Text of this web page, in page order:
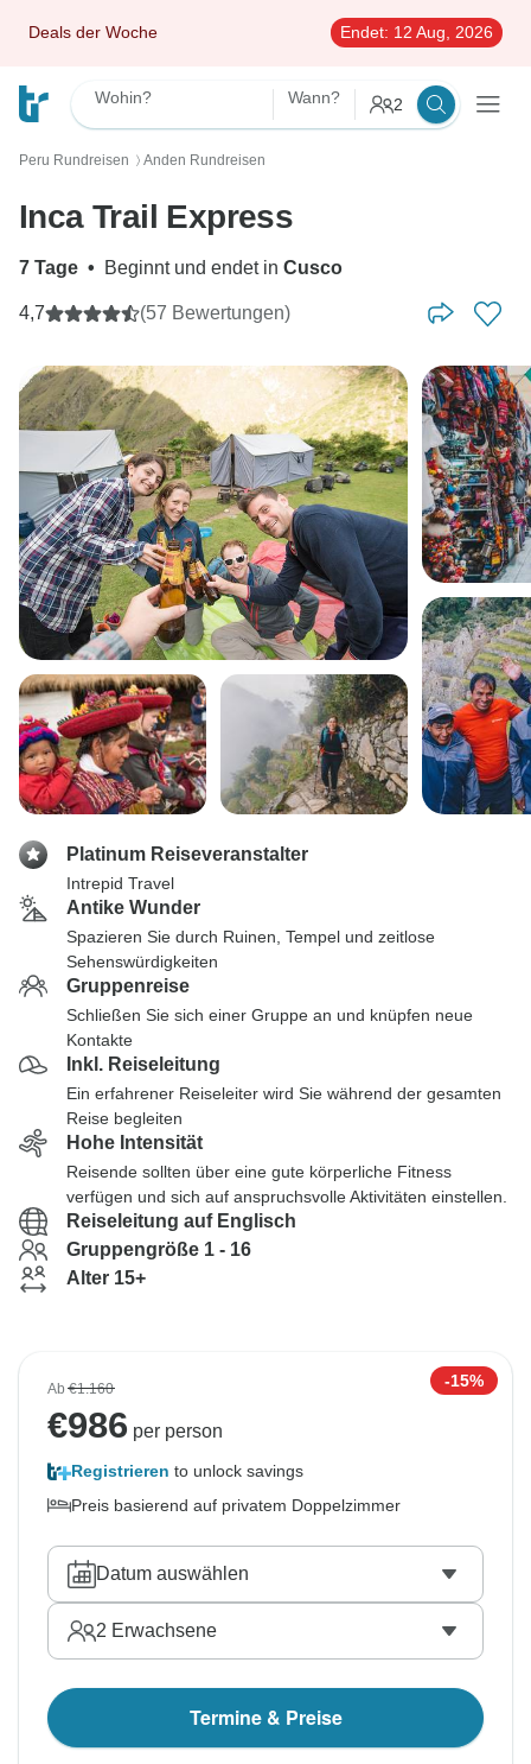
Deals der Woche Endet: 12 Aug, 2026
Wohin? Wann? 2
Peru Rundreisen 〉 Anden Rundreisen
Inca Trail Express
7 Tage • Beginnt und endet in Cusco
4,7 (57 Bewertungen)
Platinum Reiseveranstalter
Intrepid Travel
Antike Wunder
Spazieren Sie durch Ruinen, Tempel und zeitlose
Sehenswürdigkeiten
Gruppenreise
Schließen Sie sich einer Gruppe an und knüpfen neue
Kontakte
Inkl. Reiseleitung
Ein erfahrener Reiseleiter wird Sie während der gesamten
Reise begleiten
Hohe Intensität
Reisende sollten über eine gute körperliche Fitness
verfügen und sich auf anspruchsvolle Aktivitäten einstellen.
Reiseleitung auf Englisch
Gruppengröße 1 - 16
Alter 15+
Ab€1.160 -15%
€986 per person
Registrieren to unlock savings
Preis basierend auf privatem Doppelzimmer
Datum auswählen
2 Erwachsene
Termine & Preise